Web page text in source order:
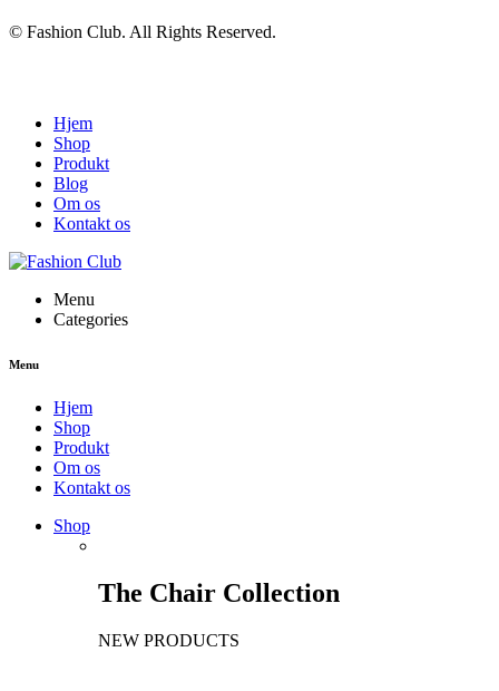
© Fashion Club. All Rights Reserved.
Hjem
Shop
Produkt
Blog
Om os
Kontakt os
Menu
Categories
Menu
Hjem
Shop
Produkt
Om os
Kontakt os
Shop
The Chair Collection
NEW PRODUCTS